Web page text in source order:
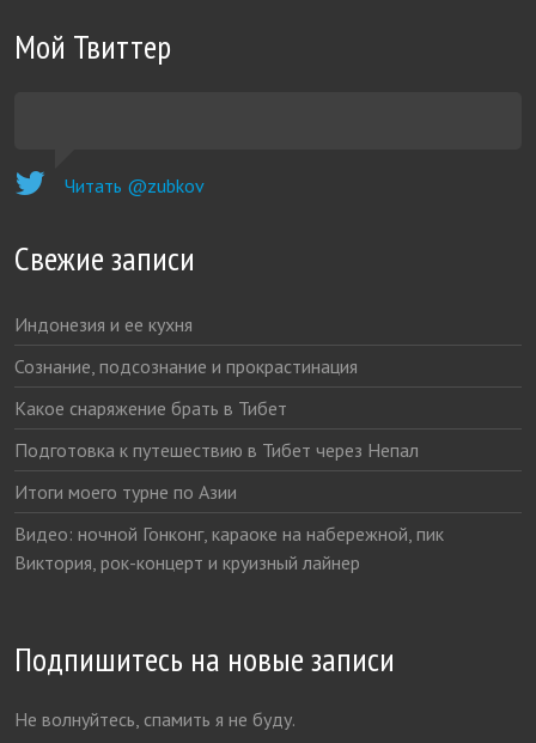
Мой Твиттер
Читать @zubkov
Свежие записи
Индонезия и ее кухня
Сознание, подсознание и прокрастинация
Какое снаряжение брать в Тибет
Подготовка к путешествию в Тибет через Непал
Итоги моего турне по Азии
Видео: ночной Гонконг, караоке на набережной, пик
Виктория, рок-концерт и круизный лайнер
Подпишитесь на новые записи
Не волнуйтесь, спамить я не буду.